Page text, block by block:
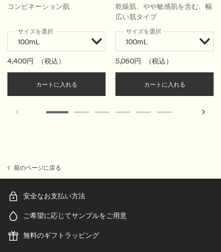
ル トナー
コンビネーション肌
サイズを選択
4,400円 （税込）
カートに入れる Add the トゥーマインズ フェイシャル トナ
ー
乾燥肌、やや敏感肌を含む、幅
広い肌タイプ
サイズを選択
5,060円 （税込）
カートに入れる
前のページに戻る
安全なお支払い方法
ご希望に応じてサンプルをご用意
無料のギフトラッピング